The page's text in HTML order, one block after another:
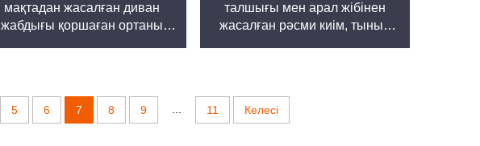
мақтадан жасалған диван
жабдығы қоршаған ортаны
серпімділік қасиетімен
талшығы мен арал жібінен
жасалған рәсми киім, тыныс
5 6 7 8 9 ... 11 Келесі